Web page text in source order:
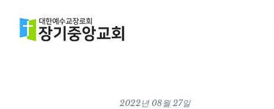
2022년 08월 27일